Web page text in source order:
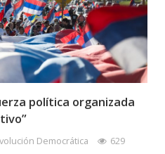
política organizada
Democrática 629